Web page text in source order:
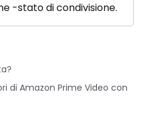
-stato di condivisione.
di Amazon Prime Video con